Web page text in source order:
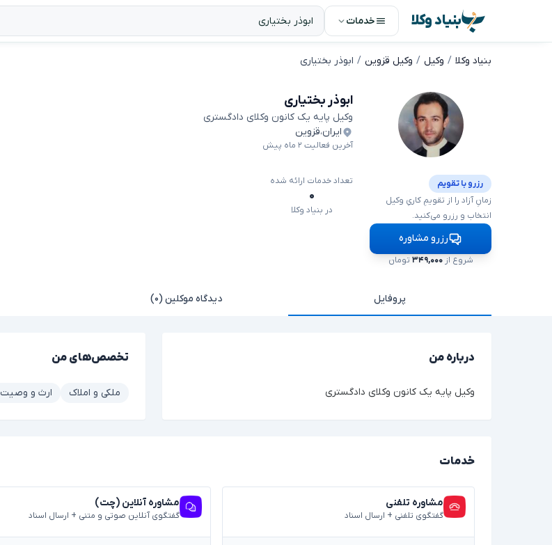
بنیاد وکلا خدمات
بنیاد وکلا وکیل وکیل قزوین ابوذر بختیاری
ابوذر بختیاری
وکیل پایه یک کانون وکلای دادگستری
ایران،قزوین
آخرین فعالیت ۲ ماه پیش
تعداد خدمات ارائه شده
۰
در بنیاد وکلا
رزرو با تقویم
زمانِ آزاد را از تقویمِ کاریِ وکیل
انتخاب و رزرو می‌کنید.
رزرو مشاوره
شروع از۳۴۹,۰۰۰ تومان
پروفایل دیدگاه موکلین (۰)
درباره من
وکیل پایه یک کانون وکلای دادگستری
تخصص‌های من
ملکی و املاک ارث و وصیت
خدمات
مشاوره تلفنی
گفتگوی تلفنی + ارسال اسناد
مشاوره آنلاین (چت)
گفتگوی آنلاین صوتی و متنی + ارسال اسناد